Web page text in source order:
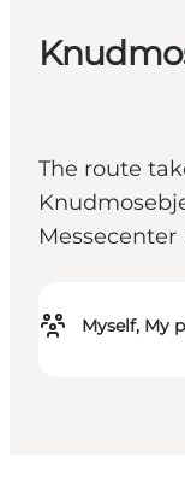
The route
Messecenter
Myself, My